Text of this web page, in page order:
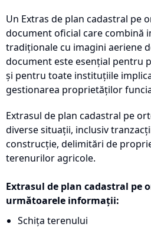
Un Extras de plan cadastral pe
document oficial care combină
tradiționale cu imagini aeriene
document este esențial pentru
și pentru toate instituțiile
gestionarea proprietăților
Extrasul de plan cadastral pe
diverse situații, inclusiv
construcție, delimitări de
terenurilor agricole.
Extrasul de plan cadastral pe
următoarele informații:
Schița terenului